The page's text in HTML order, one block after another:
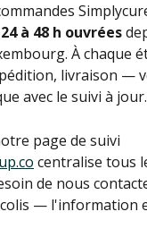
24 à 48 h ouvrées
À chaque
livraison —
avec le suivi à jour.
page de suivi
centralise tous
de nous
— l'information